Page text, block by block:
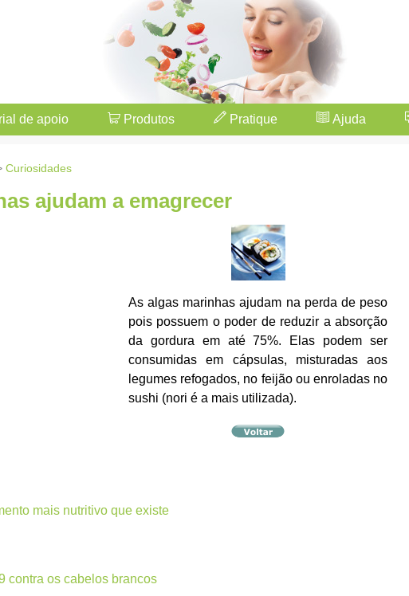
de apoio Produtos Pratique Ajuda
Curiosidades
ajudam a emagrecer
As algas marinhas ajudam na perda de peso
pois possuem o poder de reduzir a absorção
da gordura em até 75%. Elas podem ser
consumidas em cápsulas, misturadas aos
legumes refogados, no feijão ou enroladas no
sushi (nori é a mais utilizada).
mais nutritivo que existe
contra os cabelos brancos